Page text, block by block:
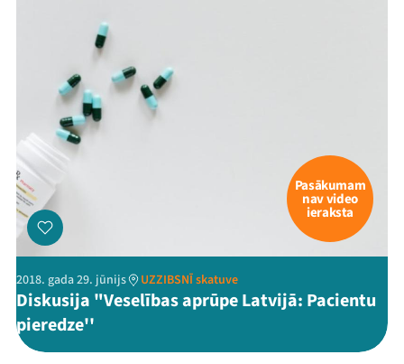
Pasākumam
nav video
ieraksta
2018. gada 29. jūnijs UZZIBSNĪ skatuve
Diskusija "Veselības aprūpe Latvijā: Pacientu
pieredze''